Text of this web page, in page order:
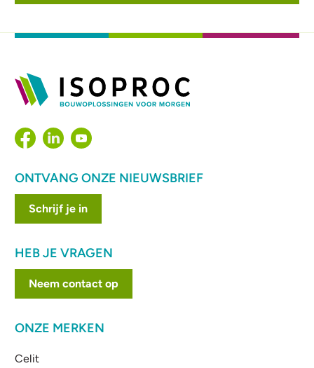
ONTVANG ONZE NIEUWSBRIEF
Schrijf je in
HEB JE VRAGEN
Neem contact op
ONZE MERKEN
Celit